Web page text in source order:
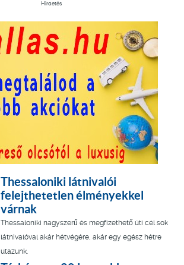
Hirdetés
Thessaloniki látnivalói
felejthetetlen élményekkel
várnak
Thessaloniki nagyszerű és megfizethető úti cél sok
látnivalóval akár hétvégére, akár egy egész hétre
utazunk.